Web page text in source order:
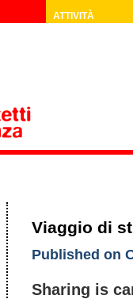
ATTIVITÀ
Viaggio di
Published on
Sharing is